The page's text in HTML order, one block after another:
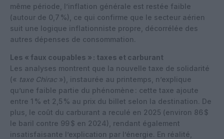
même période, l’inflation générale est restée faible
(autour de 0,7 %), ce qui confirme que le secteur aérien
suit une logique inflationniste propre, décorrélée des
autres dépenses de consommation.
Les « faux coupables » : taxes et carburant
Les analyses montrent que la nouvelle taxe de solidarité
(« taxe Chirac »), instaurée au printemps, n’explique
qu’une faible partie du phénomène : cette taxe ajoute
entre 1 % et 2,5 % au prix du billet selon la destination. De
plus, le coût du carburant a reculé en 2025 (environ 86 $
le baril contre 99 $ en 2024), rendant également
insatisfaisante l’explication par l’énergie. En réalité,